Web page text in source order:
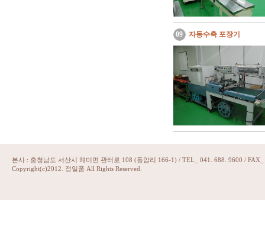
09 자동수축 포장기
본사 : 충청남도 서산시 해미면 관터로 108 (동암리 166-1) / TEL_ 041. 688. 9600 /
Copyright(c)2012. 정일품 All Rights Reserved.